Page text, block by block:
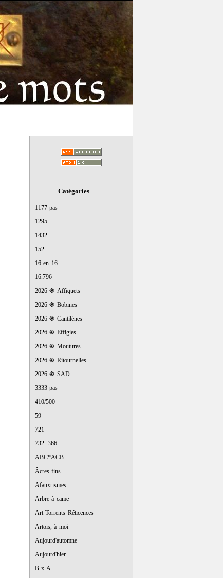
Catégories
1177 pas
1295
1432
152
16 en 16
16.796
2026 ֍ Affiquets
2026 ֍ Bobines
2026 ֍ Cantilènes
2026 ֍ Effigies
2026 ֍ Moutures
2026 ֍ Ritournelles
2026 ֍ SAD
3333 pas
410/500
59
721
732+366
ABC*ACB
Âcres fins
Afauxrismes
Arbre à came
Art Torrents Réticences
Artois, à moi
Aujourd'automne
Aujourd'hier
B x A